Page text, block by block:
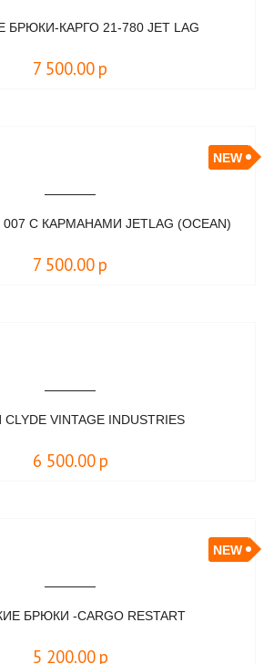
КАРГО 21-780 JET LAG
7 500.00 р
NEW
С КАРМАНАМИ JETLAG (OCEAN)
7 500.00 р
VINTAGE INDUSTRIES
6 500.00 р
NEW
БРЮКИ -CARGO RESTART
5 200.00 р